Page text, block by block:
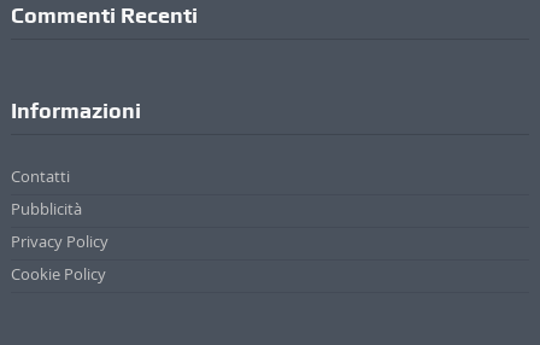
Commenti Recenti
Informazioni
Contatti
Pubblicità
Privacy Policy
Cookie Policy